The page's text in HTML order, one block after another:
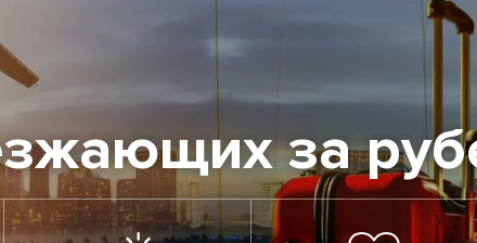
за